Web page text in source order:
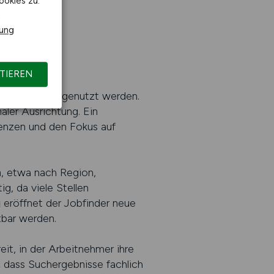
genutzt werden.
Ausrichtung. Ein
und den Fokus auf
etwa nach Region,
da viele Stellen
eröffnet der Jobfinder neue
werden.
in der Arbeitnehmer ihre
Suchergebnisse fachlich